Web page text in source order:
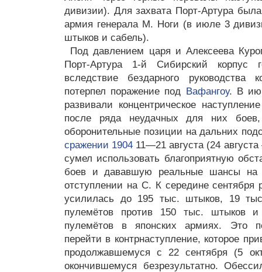
дивизии). Для захвата Порт-Артура
армия генерала М. Ноги (в июле 3
штыков и сабель).
Под давлением царя и Алексеева
Порт-Артура 1-й Сибирский корпус
вследствие бездарного
потерпел поражение под Вафангоу. В
развивали концентрическое
после ряда неудачных для них
оборонительные позиции на дальних
сражении 1904 11—21 августа (24
сумел использовать благоприятную
боев и дававшую реальные шансы на
отступлении на С. К середине сентября
усилилась до 195 тыс. штыков, 19
пулемётов против 150 тыс. штыков
пулемётов в японских армиях. Это
перейти в контрнаступление, которое
продолжавшемуся с 22 сентября (5
окончившемуся безрезультатно.